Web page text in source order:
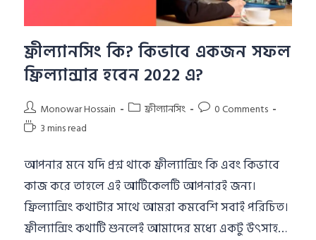
ফ্রীল্যানসিং কি? কিভাবে একজন সফল
ফ্রিল্যান্সার হবেন 2022 এ?
Monowar Hossain ফ্রীল্যানসিং
0 Comments
3 mins read
আপনার মনে যদি প্রশ্ন থাকে ফ্রীল্যান্সিং কি এবং কিভাবে
কাজ করে তাহলে এই আর্টিকেলটি আপনারই জন্য।
ফ্রিল্যান্সিং কথাটার সাথে আমরা কমবেশি সবাই পরিচিত।
ফ্রীল্যান্সিং কথাটি শুনলেই আমাদের মধ্যে একটু উৎসাহ…